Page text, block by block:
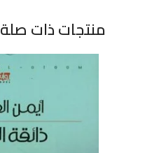
منتجات ذات صلة